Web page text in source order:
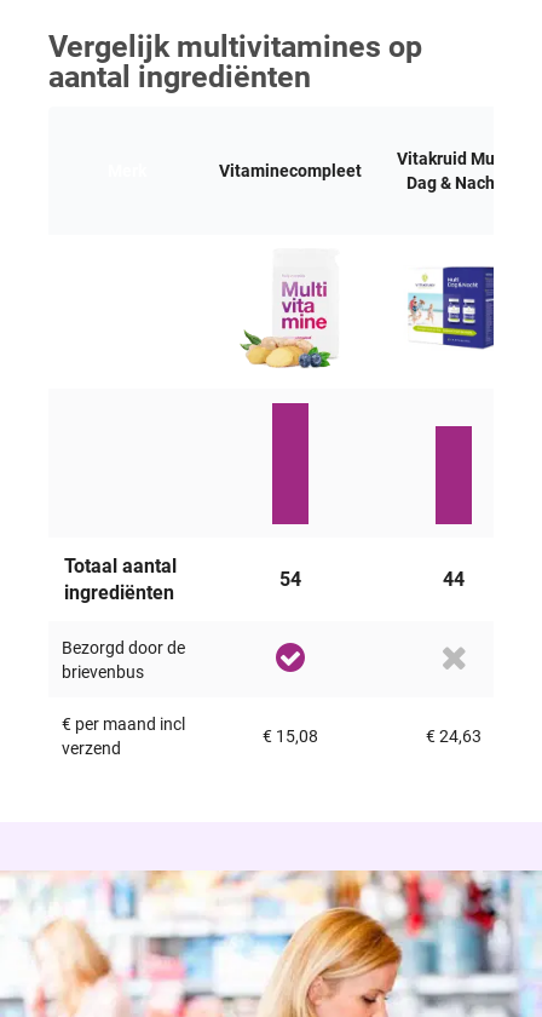
Vergelijk multivitamines op
aantal ingrediënten
Vitaminecompleet
Vitakruid Multi
Dag & Nacht
Totaal aantal
ingrediënten
54 44
Bezorgd door de
brievenbus
€ per maand incl
verzend
€ 15,08 € 24,63